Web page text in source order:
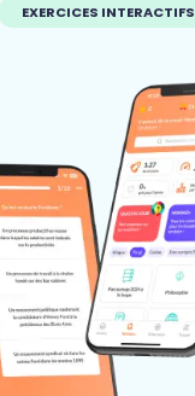
EXERCICES INTERACTIFS